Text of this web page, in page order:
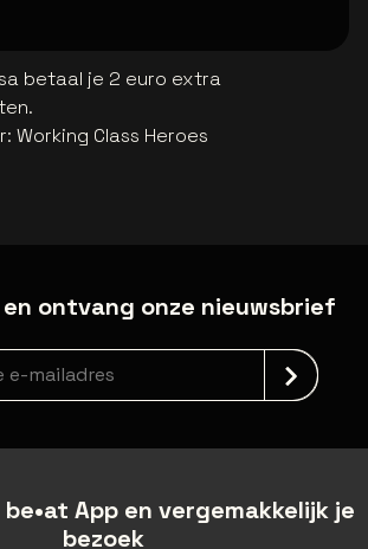
betaal je 2 euro extra
: Working Class Heroes
ontvang onze nieuwsbrief
App en vergemakkelijk je
bezoek